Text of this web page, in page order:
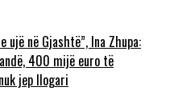
ujë në Gjashtë”, Ina Zhupa:
400 mijë euro të
jep llogari